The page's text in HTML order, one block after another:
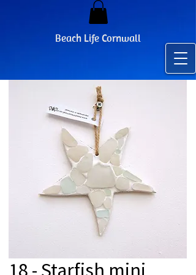
Beach Life Cornwall